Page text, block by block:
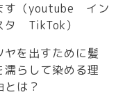
す（youtube イン
タ TikTok）
ヤを出すために髪
濡らして染める理
とは？